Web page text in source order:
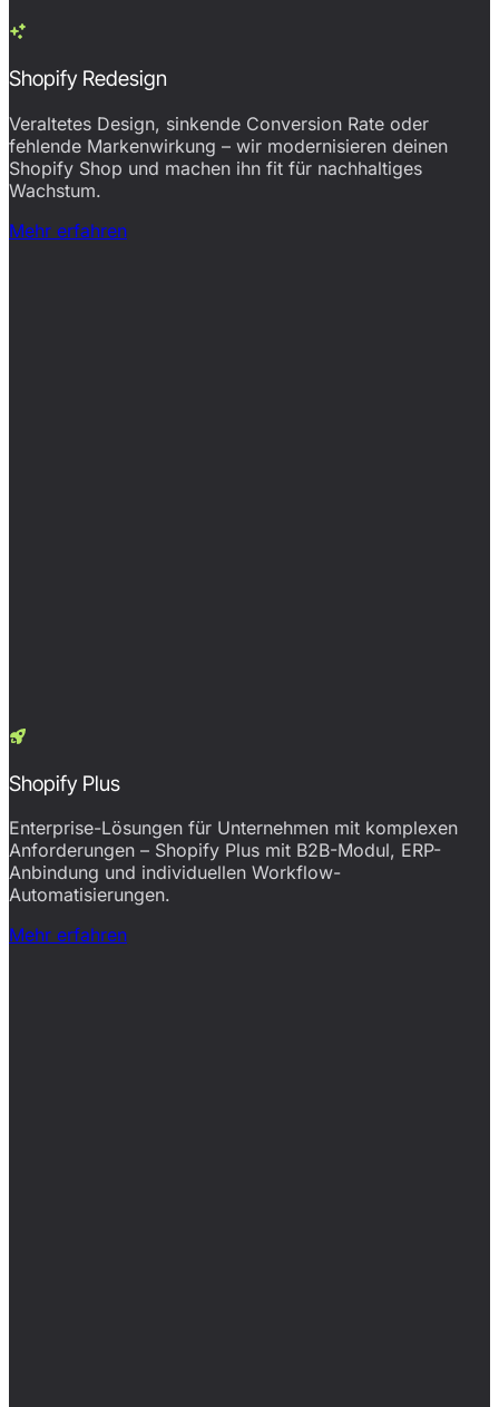
Shopify Redesign
Veraltetes Design, sinkende Conversion Rate oder
fehlende Markenwirkung – wir modernisieren deinen
Shopify Shop und machen ihn fit für nachhaltiges
Wachstum.
Mehr erfahren
Shopify Plus
Enterprise-Lösungen für Unternehmen mit komplexen
Anforderungen – Shopify Plus mit B2B-Modul, ERP-
Anbindung und individuellen Workflow-
Automatisierungen.
Mehr erfahren